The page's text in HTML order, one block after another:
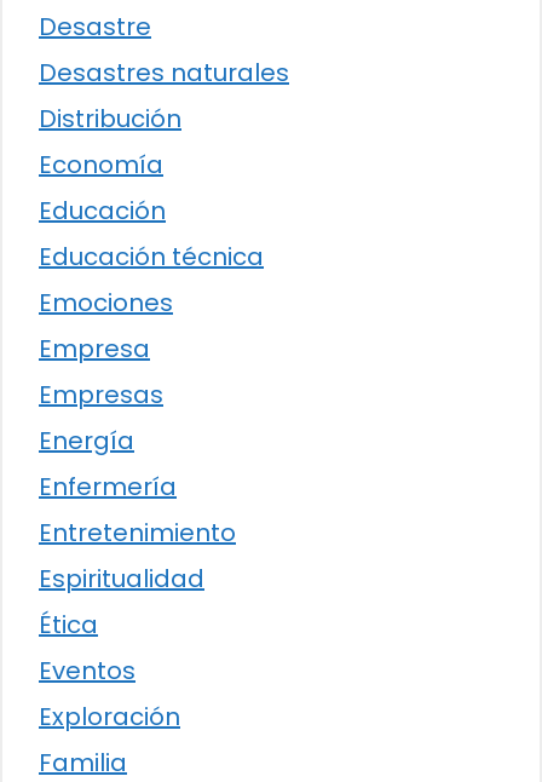
Desastre
Desastres naturales
Distribución
Economía
Educación
Educación técnica
Emociones
Empresa
Empresas
Energía
Enfermería
Entretenimiento
Espiritualidad
Ética
Eventos
Exploración
Familia